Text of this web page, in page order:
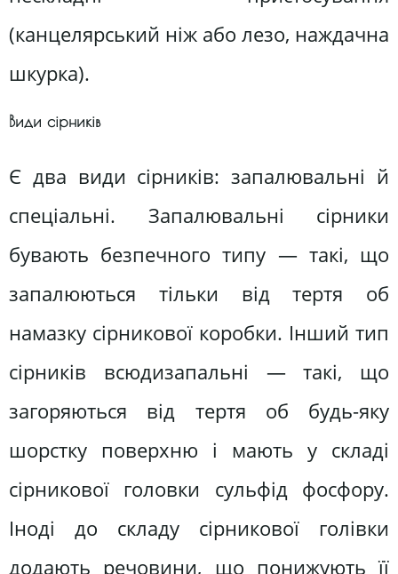
(канцелярський ніж або лезо, наждачна
шкурка).
Види сірників
Є два види сірників: запалювальні й
спеціальні. Запалювальні сірники
бувають безпечного типу — такі, що
запалюються тільки від тертя об
намазку сірникової коробки. Інший тип
сірників всюдизапальні — такі, що
загоряються від тертя об будь-яку
шорстку поверхню і мають у складі
сірникової головки сульфід фосфору.
Іноді до складу сірникової голівки
додають речовини, що понижують її